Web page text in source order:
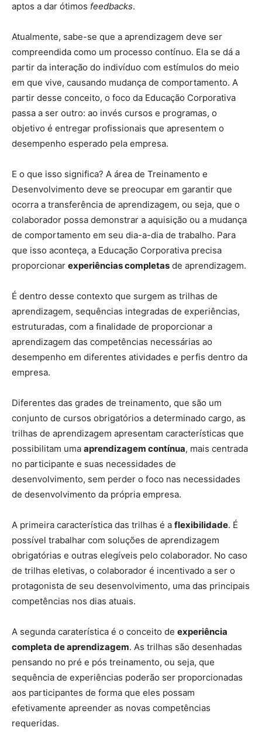
aptos a dar ótimos feedbacks.
Atualmente, sabe-se que a aprendizagem deve ser
compreendida como um processo contínuo. Ela se dá a
partir da interação do indivíduo com estímulos do meio
em que vive, causando mudança de comportamento. A
partir desse conceito, o foco da Educação Corporativa
passa a ser outro: ao invés cursos e programas, o
objetivo é entregar profissionais que apresentem o
desempenho esperado pela empresa.
E o que isso significa? A área de Treinamento e
Desenvolvimento deve se preocupar em garantir que
ocorra a transferência de aprendizagem, ou seja, que o
colaborador possa demonstrar a aquisição ou a mudança
de comportamento em seu dia-a-dia de trabalho. Para
que isso aconteça, a Educação Corporativa precisa
proporcionar experiências completas de aprendizagem.
É dentro desse contexto que surgem as trilhas de
aprendizagem, sequências integradas de experiências,
estruturadas, com a finalidade de proporcionar a
aprendizagem das competências necessárias ao
desempenho em diferentes atividades e perfis dentro da
empresa.
Diferentes das grades de treinamento, que são um
conjunto de cursos obrigatórios a determinado cargo, as
trilhas de aprendizagem apresentam características que
possibilitam uma aprendizagem contínua, mais centrada
no participante e suas necessidades de
desenvolvimento, sem perder o foco nas necessidades
de desenvolvimento da própria empresa.
A primeira característica das trilhas é a flexibilidade. É
possível trabalhar com soluções de aprendizagem
obrigatórias e outras elegíveis pelo colaborador. No caso
de trilhas eletivas, o colaborador é incentivado a ser o
protagonista de seu desenvolvimento, uma das principais
competências nos dias atuais.
A segunda caraterística é o conceito de experiência
completa de aprendizagem. As trilhas são desenhadas
pensando no pré e pós treinamento, ou seja, que
sequência de experiências poderão ser proporcionadas
aos participantes de forma que eles possam
efetivamente apreender as novas competências
requeridas.